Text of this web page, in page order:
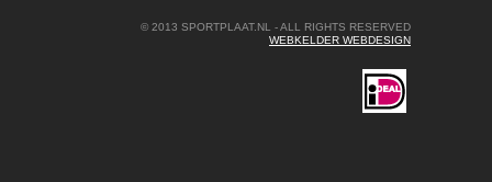
© 2013 SPORTPLAAT.NL - ALL RIGHTS RESERVED
WEBKELDER WEBDESIGN